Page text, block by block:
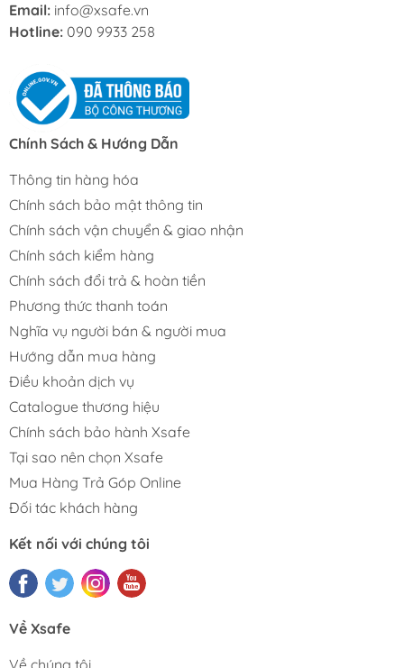
Email: info@xsafe.vn
Hotline: 090 9933 258
Chính Sách & Hướng Dẫn
Thông tin hàng hóa
Chính sách bảo mật thông tin
Chính sách vận chuyển & giao nhận
Chính sách kiểm hàng
Chính sách đổi trả & hoàn tiền
Phương thức thanh toán
Nghĩa vụ người bán & người mua
Hướng dẫn mua hàng
Điều khoản dịch vụ
Catalogue thương hiệu
Chính sách bảo hành Xsafe
Tại sao nên chọn Xsafe
Mua Hàng Trả Góp Online
Đối tác khách hàng
Kết nối với chúng tôi
Về Xsafe